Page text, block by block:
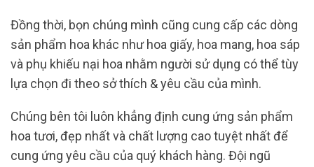
Đồng thời, bọn chúng mình cũng cung cấp các dòng
sản phẩm hoa khác như hoa giấy, hoa mang, hoa sáp
và phụ khiếu nại hoa nhằm người sử dụng có thể tùy
lựa chọn đi theo sở thích & yêu cầu của mình.
Chúng bên tôi luôn khẳng định cung ứng sản phẩm
hoa tươi, đẹp nhất và chất lượng cao tuyệt nhất để
cung ứng yêu cầu của quý khách hàng. Đội ngũ